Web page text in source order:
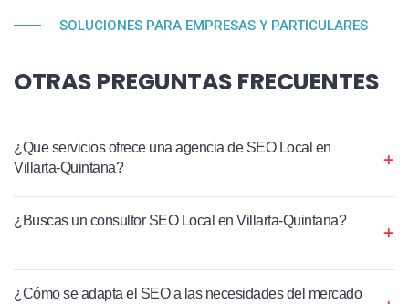
SOLUCIONES PARA EMPRESAS Y PARTICULARES
OTRAS PREGUNTAS FRECUENTES
¿Que servicios ofrece una agencia de SEO Local en
Villarta-Quintana?
¿Buscas un consultor SEO Local en Villarta-Quintana?
¿Cómo se adapta el SEO a las necesidades del mercado